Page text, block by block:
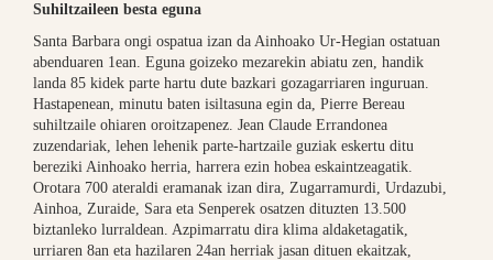
Suhiltzaileen besta eguna
Santa Barbara ongi ospatua izan da Ainhoako Ur-Hegian ostatuan
abenduaren 1ean. Eguna goizeko mezarekin abiatu zen, handik
landa 85 kidek parte hartu dute bazkari gozagarriaren inguruan.
Hastapenean, minutu baten isiltasuna egin da, Pierre Bereau
suhiltzaile ohiaren oroitzapenez. Jean Claude Errandonea
zuzendariak, lehen lehenik parte-hartzaile guziak eskertu ditu
bereziki Ainhoako herria, harrera ezin hobea eskaintzeagatik.
Orotara 700 ateraldi eramanak izan dira, Zugarramurdi, Urdazubi,
Ainhoa, Zuraide, Sara eta Senperek osatzen dituzten 13.500
biztanleko lurraldean. Azpimarratu dira klima aldaketagatik,
urriaren 8an eta hazilaren 24an herriak jasan dituen ekaitzak,